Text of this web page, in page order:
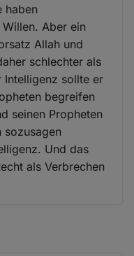
haben
Aber ein
Allah und
schlechter als
Intelligenz sollte er
begreifen
seinen Propheten
sozusagen
Und das
als Verbrechen